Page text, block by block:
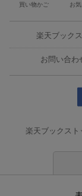
買い物かご お
楽天ブック
お問い合わ
楽天ブックスト